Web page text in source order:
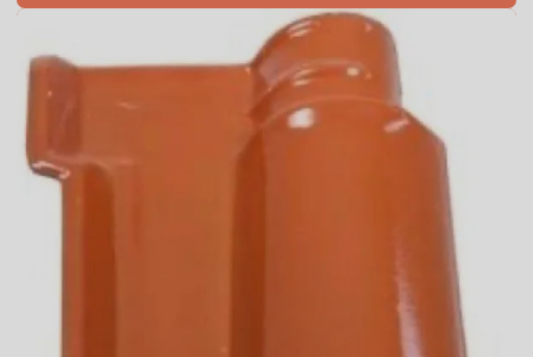
Telha americana esmaltada preço
Telha americana esmaltada valor
Telha americana esmaltada vermelha
Telha americana por m2